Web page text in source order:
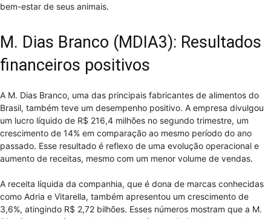
bem-estar de seus animais.
M. Dias Branco (MDIA3): Resultados
financeiros positivos
A M. Dias Branco, uma das principais fabricantes de alimentos do
Brasil, também teve um desempenho positivo. A empresa divulgou
um lucro líquido de R$ 216,4 milhões no segundo trimestre, um
crescimento de 14% em comparação ao mesmo período do ano
passado. Esse resultado é reflexo de uma evolução operacional e
aumento de receitas, mesmo com um menor volume de vendas.
A receita líquida da companhia, que é dona de marcas conhecidas
como Adria e Vitarella, também apresentou um crescimento de
3,6%, atingindo R$ 2,72 bilhões. Esses números mostram que a M.